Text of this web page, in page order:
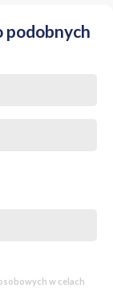
podobnych
w celach